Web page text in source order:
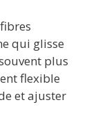
qui glisse
plus
flexible
et ajuster